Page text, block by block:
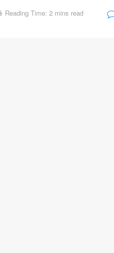
Reading Time: 2 mins read